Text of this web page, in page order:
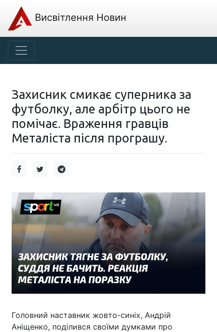
Висвітлення Новин
Захисник смикає суперника за
футболку, але арбітр цього не
помічає. Враження гравців
Металіста після програшу.
Головний наставник жовто-синіх, Андрій
Аніщенко, поділився своїми думками про